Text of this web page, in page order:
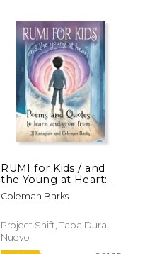
dcto.
RUMI for Kids / and
the Young at Heart:
Poems to Learn and
Grow From (en
Coleman Barks
Project Shift, Tapa Dura,
Nuevo